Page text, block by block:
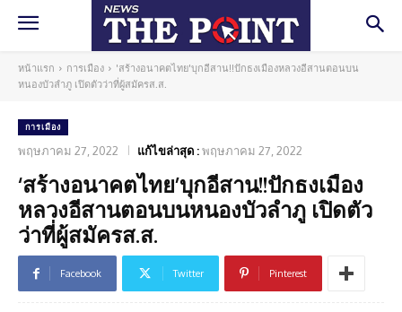
หน้าแรก การเมือง
'สร้างอนาคตไทย'บุกอีสาน!!ปักธงเมืองหลวงอีสานตอนบน
หนองบัวลำภู เปิดตัวว่าที่ผู้สมัครส.ส.
การเมือง
พฤษภาคม 27, 2022 แก้ไขล่าสุด :พฤษภาคม 27, 2022
‘สร้างอนาคตไทย’บุกอีสาน!!ปักธงเมือง
หลวงอีสานตอนบนหนองบัวลำภู เปิดตัว
ว่าที่ผู้สมัครส.ส.
Facebook Twitter Pinterest